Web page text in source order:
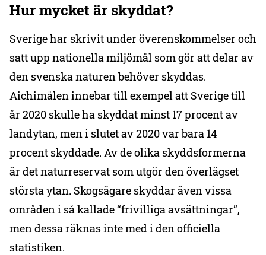
Hur mycket är skyddat?
Sverige har skrivit under överenskommelser och
satt upp nationella miljömål som gör att delar av
den svenska naturen behöver skyddas.
Aichimålen innebar till exempel att Sverige till
år 2020 skulle ha skyddat minst 17 procent av
landytan, men i slutet av 2020 var bara 14
procent skyddade. Av de olika skyddsformerna
är det naturreservat som utgör den överlägset
största ytan. Skogsägare skyddar även vissa
områden i så kallade “frivilliga avsättningar”,
men dessa räknas inte med i den officiella
statistiken.